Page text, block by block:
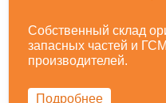
Собственный склад
запасных частей и
производителей.
Подробнее